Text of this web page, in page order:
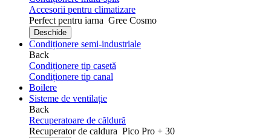
Accesorii pentru climatizare
Perfect pentru iarna Gree Cosmo
Deschide
Condiționere semi-industriale
Back
Condiționere tip casetă
Condiționere tip canal
Boilere
Sisteme de ventilație
Back
Recuperatoare de căldură
Recuperator de caldura Pico Pro + 30